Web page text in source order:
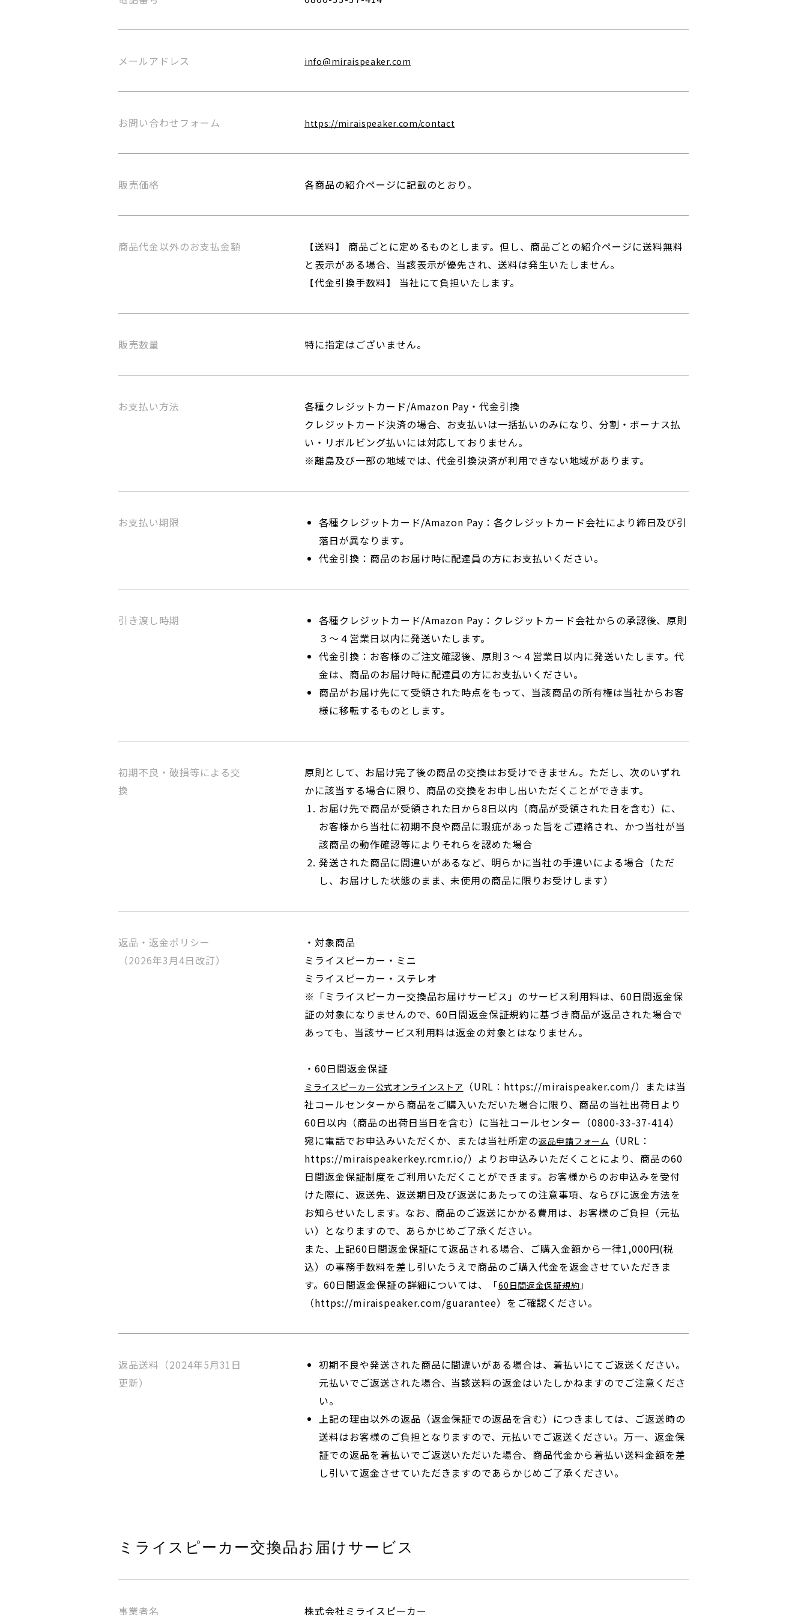
メールアドレス info@miraispeaker.com
お問い合わせフォーム https://miraispeaker.com/contact
販売価格 各商品の紹介ページに記載のとおり。
商品代金以外のお支払金額
【送料】 商品ごとに定めるものとします。但し、商品ごとの紹介ページに送料無料
と表示がある場合、当該表示が優先され、送料は発生いたしません。
【代金引換手数料】 当社にて負担いたします。
販売数量 特に指定はございません。
お支払い方法
各種クレジットカード/Amazon Pay・代金引換
クレジットカード決済の場合、お支払いは一括払いのみになり、分割・ボーナス払
い・リボルビング払いには対応しておりません。
※離島及び一部の地域では、代金引換決済が利用できない地域があります。
お支払い期限
各種クレジットカード/Amazon Pay：各クレジットカード会社により締日及び引
落日が異なります。
代金引換：商品のお届け時に配達員の方にお支払いください。
引き渡し時期
各種クレジットカード/Amazon Pay：クレジットカード会社からの承認後、原則
３～４営業日以内に発送いたします。
代金引換：お客様のご注文確認後、原則３～４営業日以内に発送いたします。代
金は、商品のお届け時に配達員の方にお支払いください。
商品がお届け先にて受領された時点をもって、当該商品の所有権は当社からお客
様に移転するものとします。
初期不良・破損等による交
換
原則として、お届け完了後の商品の交換はお受けできません。ただし、次のいずれ
かに該当する場合に限り、商品の交換をお申し出いただくことができます。
お届け先で商品が受領された日から8日以内（商品が受領された日を含む）に、
お客様から当社に初期不良や商品に瑕疵があった旨をご連絡され、かつ当社が当
該商品の動作確認等によりそれらを認めた場合
発送された商品に間違いがあるなど、明らかに当社の手違いによる場合（ただ
し、お届けした状態のまま、未使用の商品に限りお受けします）
返品・返金ポリシー
（2026年3月4日改訂）
・対象商品
ミライスピーカー・ミニ
ミライスピーカー・ステレオ
※「ミライスピーカー交換品お届けサービス」のサービス利用料は、60日間返金保
証の対象になりませんので、60日間返金保証規約に基づき商品が返品された場合で
あっても、当該サービス利用料は返金の対象とはなりません。
・60日間返金保証
ミライスピーカー公式オンラインストア
（URL：https://miraispeaker.com/）または当
社コールセンターから商品をご購入いただいた場合に限り、商品の当社出荷日より
60日以内（商品の出荷日当日を含む）に当社コールセンター（0800-33-37-414）
宛に電話でお申込みいただくか、または当社所定の返品申請フォーム
（URL：
https://miraispeakerkey.rcmr.io/）よりお申込みいただくことにより、商品の60
日間返金保証制度をご利用いただくことができます。お客様からのお申込みを受付
けた際に、返送先、返送期日及び返送にあたっての注意事項、ならびに返金方法を
お知らせいたします。なお、商品のご返送にかかる費用は、お客様のご負担（元払
い）となりますので、あらかじめご了承ください。
また、上記60日間返金保証にて返品される場合、ご購入金額から一律1,000円(税
込）の事務手数料を差し引いたうえで商品のご購入代金を返金させていただきま
す。60日間返金保証の詳細については、「60日間返金保証規約」
（https://miraispeaker.com/guarantee）をご確認ください。
返品送料（2024年5月31日
更新）
初期不良や発送された商品に間違いがある場合は、着払いにてご返送ください。
元払いでご返送された場合、当該送料の返金はいたしかねますのでご注意くださ
い。
上記の理由以外の返品（返金保証での返品を含む）につきましては、ご返送時の
送料はお客様のご負担となりますので、元払いでご返送ください。万一、返金保
証での返品を着払いでご返送いただいた場合、商品代金から着払い送料金額を差
し引いて返金させていただきますのであらかじめご了承ください。
ミライスピーカー交換品お届けサービス
事業者名 株式会社ミライスピーカー